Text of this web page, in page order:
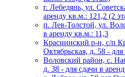
г. Лебедянь, ул.
аренду кв.м.: 121,2 (2
п. Лев-Толстой, ул.
в аренду кв.м.: 11,3
Краснинский р-н, с/п
Октябрьская, д. 58 -
Воловский район, с.
д. 38 - для сдачи в